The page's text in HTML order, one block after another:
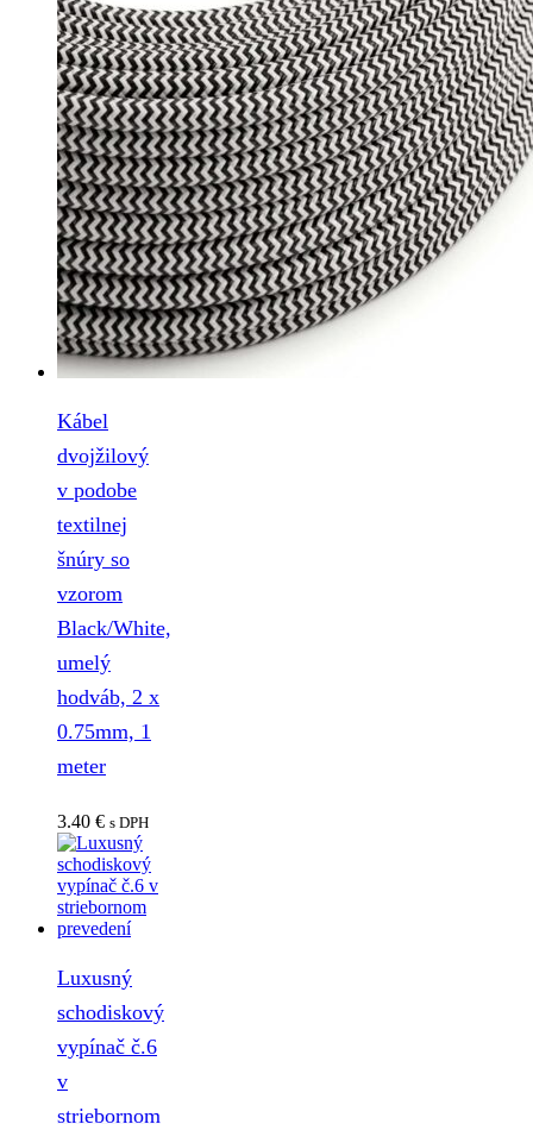
Kábel
dvojžilový
v podobe
textilnej
šnúry so
vzorom
Black/White,
umelý
hodváb, 2 x
0.75mm, 1
meter
3.40 € s DPH
Luxusný
schodiskový
vypínač č.6
v
striebornom